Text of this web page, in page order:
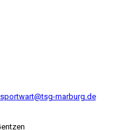
sportwart@tsg-marburg.de